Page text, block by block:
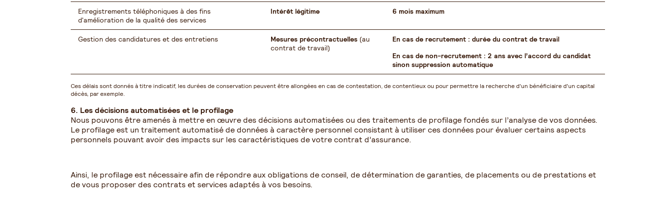
Enregistrements téléphoniques à des fins
d'amélioration de la qualité des services
Intérêt légitime 6 mois maximum
Gestion des candidatures et des entretiens Mesures précontractuelles (au
contrat de travail)
En cas de recrutement : durée du contrat de travail
En cas de non-recrutement : 2 ans avec l’accord du candidat
sinon suppression automatique
Ces délais sont donnés à titre indicatif, les durées de conservation peuvent être allongées en cas de contestation, de contentieux ou pour permettre la recherche d'un bénéficiaire d'un capital
décès, par exemple.
6. Les décisions automatisées et le profilage
Nous pouvons être amenés à mettre en œuvre des décisions automatisées ou des traitements de profilage fondés sur l’analyse de vos données.
Le profilage est un traitement automatisé de données à caractère personnel consistant à utiliser ces données pour évaluer certains aspects
personnels pouvant avoir des impacts sur les caractéristiques de votre contrat d’assurance.
Ainsi, le profilage est nécessaire afin de répondre aux obligations de conseil, de détermination de garanties, de placements ou de prestations et
de vous proposer des contrats et services adaptés à vos besoins.